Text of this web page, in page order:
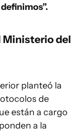
Ministerio del
planteó la
de
están a cargo
a la